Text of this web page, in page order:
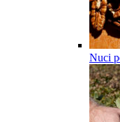
Nuci